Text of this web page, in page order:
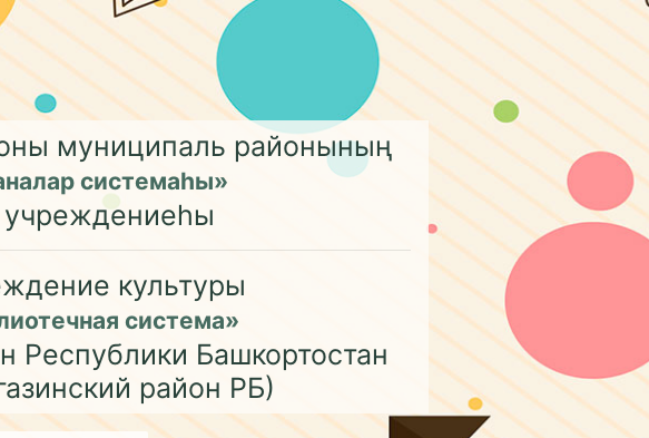
муниципаль районының
системаһы»
культуры
система»
Республики Башкортостан
район РБ)